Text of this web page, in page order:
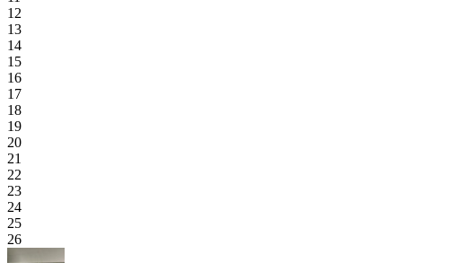
12
13
14
15
16
17
18
19
20
21
22
23
24
25
26